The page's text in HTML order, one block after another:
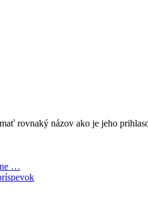
rovnaký názov ako je jeho
…